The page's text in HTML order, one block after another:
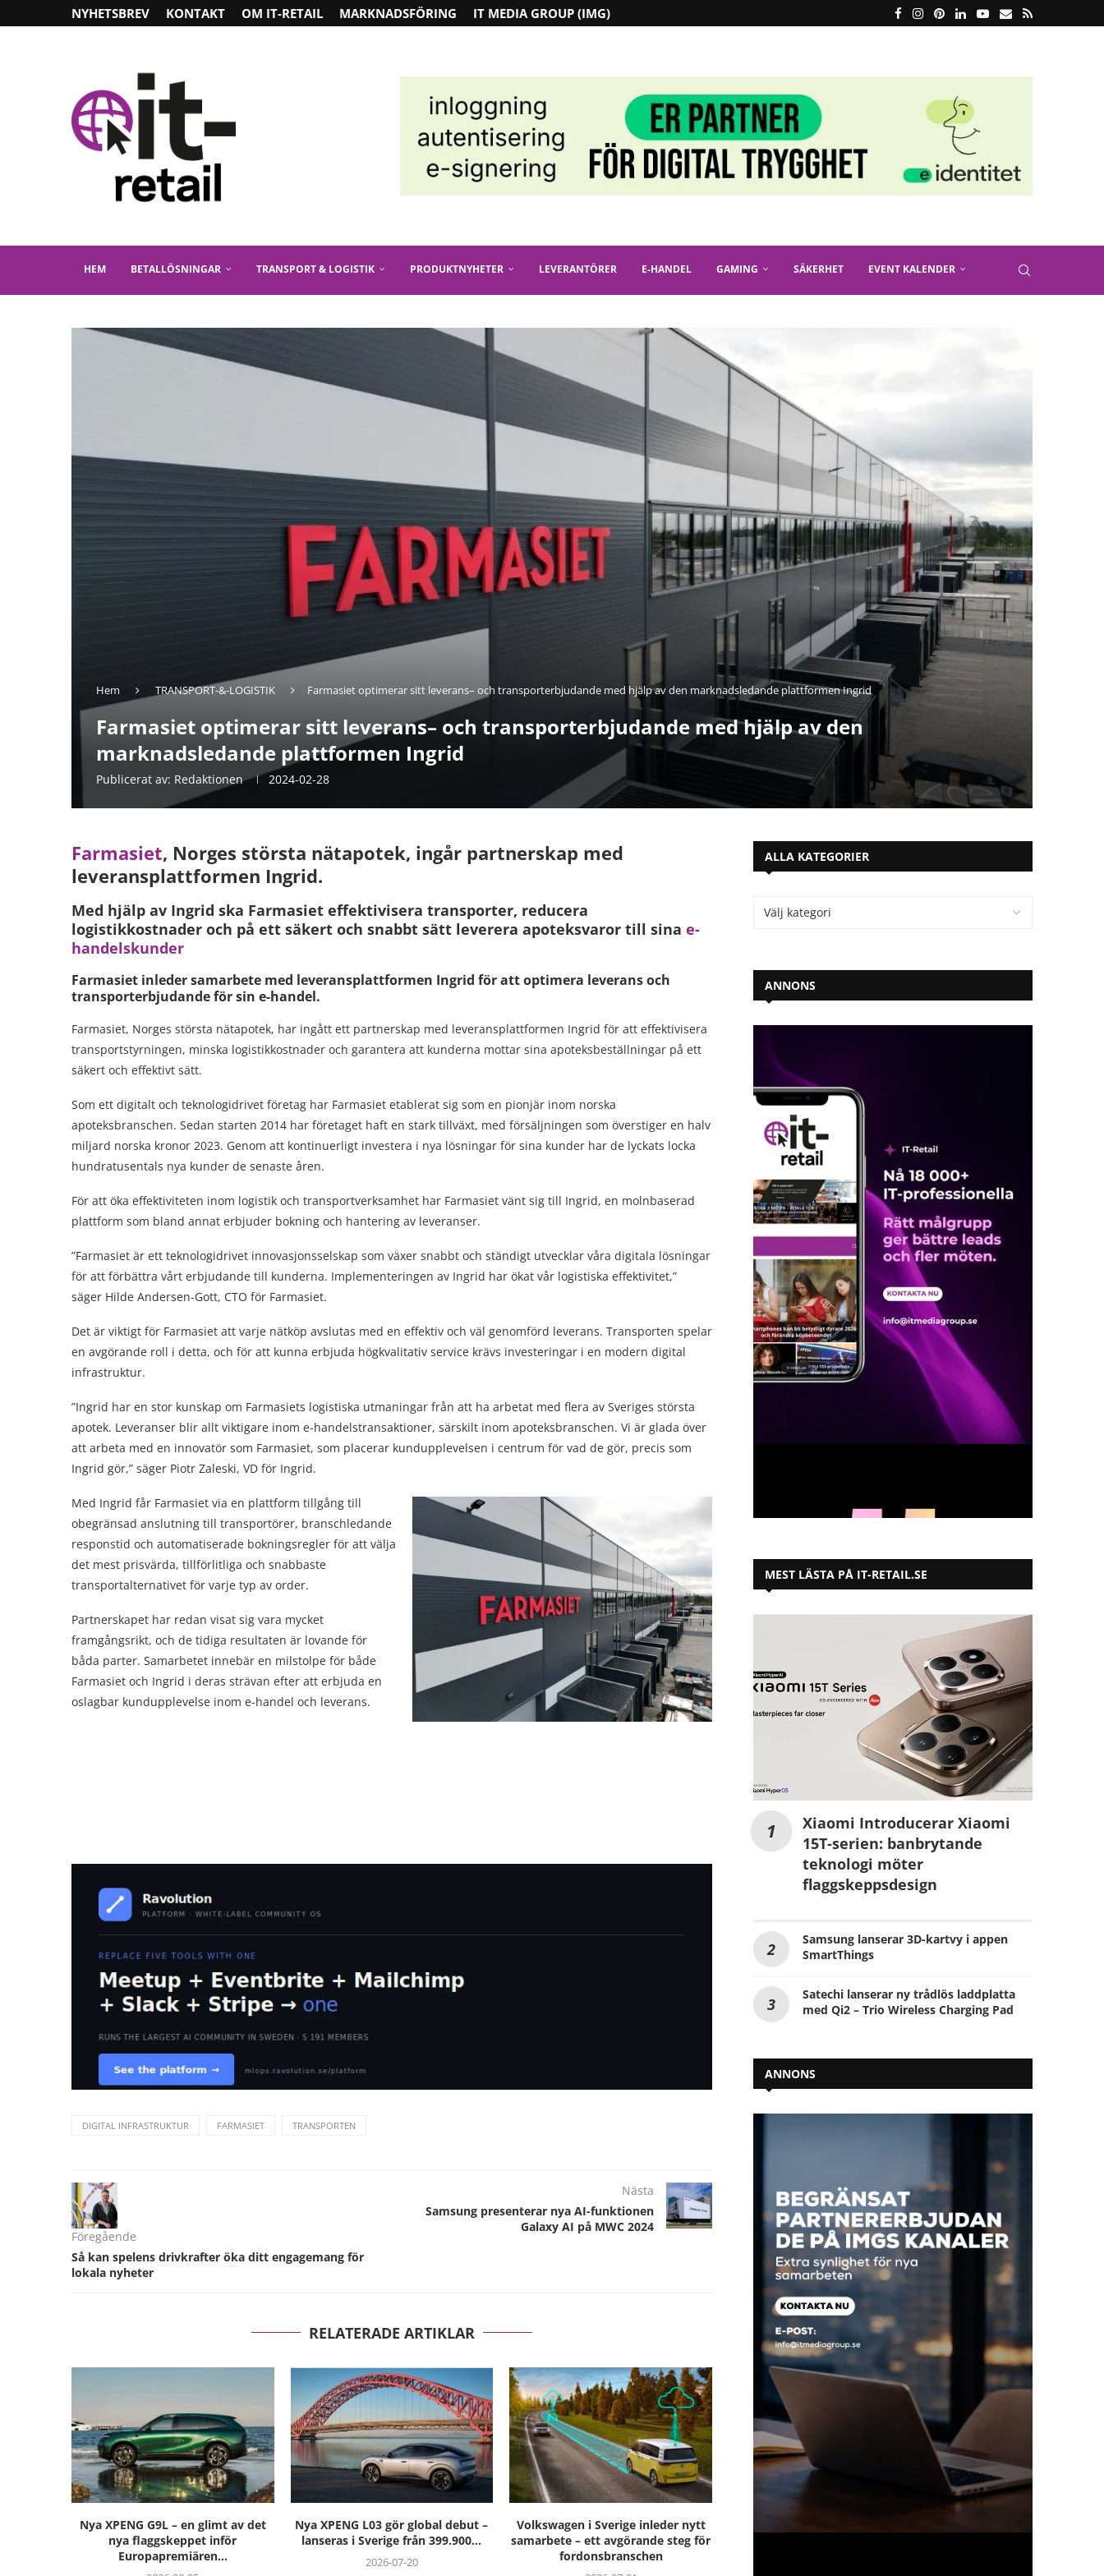
NYHETSBREV KONTAKT OM IT-RETAIL MARKNADSFÖRING IT MEDIA GROUP (IMG)
HEM BETALLÖSNINGAR TRANSPORT & LOGISTIK PRODUKTNYHETER LEVERANTÖRER E-HANDEL GAMING SÄKERHET EVENT KALENDER
Hem TRANSPORT-&-LOGISTIK Farmasiet optimerar sitt leverans– och transporterbjudande med hjälp av den marknadsledande plattformen Ingrid
Farmasiet optimerar sitt leverans– och transporterbjudande med hjälp av den
marknadsledande plattformen Ingrid
Publicerat av: Redaktionen 2024-02-28
Farmasiet, Norges största nätapotek, ingår partnerskap med
leveransplattformen Ingrid.
Med hjälp av Ingrid ska Farmasiet effektivisera transporter, reducera
logistikkostnader och på ett säkert och snabbt sätt leverera apoteksvaror till sina e-
handelskunder
Farmasiet inleder samarbete med leveransplattformen Ingrid för att optimera leverans och
transporterbjudande för sin e-handel.
Farmasiet, Norges största nätapotek, har ingått ett partnerskap med leveransplattformen Ingrid för att effektivisera
transportstyrningen, minska logistikkostnader och garantera att kunderna mottar sina apoteksbeställningar på ett
säkert och effektivt sätt.
Som ett digitalt och teknologidrivet företag har Farmasiet etablerat sig som en pionjär inom norska
apoteksbranschen. Sedan starten 2014 har företaget haft en stark tillväxt, med försäljningen som överstiger en halv
miljard norska kronor 2023. Genom att kontinuerligt investera i nya lösningar för sina kunder har de lyckats locka
hundratusentals nya kunder de senaste åren.
För att öka effektiviteten inom logistik och transportverksamhet har Farmasiet vänt sig till Ingrid, en molnbaserad
plattform som bland annat erbjuder bokning och hantering av leveranser.
”Farmasiet är ett teknologidrivet innovasjonsselskap som växer snabbt och ständigt utvecklar våra digitala lösningar
för att förbättra vårt erbjudande till kunderna. Implementeringen av Ingrid har ökat vår logistiska effektivitet,”
säger Hilde Andersen-Gott, CTO för Farmasiet.
Det är viktigt för Farmasiet att varje nätköp avslutas med en effektiv och väl genomförd leverans. Transporten spelar
en avgörande roll i detta, och för att kunna erbjuda högkvalitativ service krävs investeringar i en modern digital
infrastruktur.
”Ingrid har en stor kunskap om Farmasiets logistiska utmaningar från att ha arbetat med flera av Sveriges största
apotek. Leveranser blir allt viktigare inom e-handelstransaktioner, särskilt inom apoteksbranschen. Vi är glada över
att arbeta med en innovatör som Farmasiet, som placerar kundupplevelsen i centrum för vad de gör, precis som
Ingrid gör,” säger Piotr Zaleski, VD för Ingrid.
Med Ingrid får Farmasiet via en plattform tillgång till
obegränsad anslutning till transportörer, branschledande
responstid och automatiserade bokningsregler för att välja
det mest prisvärda, tillförlitliga och snabbaste
transportalternativet för varje typ av order.
Partnerskapet har redan visat sig vara mycket
framgångsrikt, och de tidiga resultaten är lovande för
båda parter. Samarbetet innebär en milstolpe för både
Farmasiet och Ingrid i deras strävan efter att erbjuda en
oslagbar kundupplevelse inom e-handel och leverans.
DIGITAL INFRASTRUKTUR FARMASIET TRANSPORTEN
Föregående
Så kan spelens drivkrafter öka ditt engagemang för
lokala nyheter
Nästa
Samsung presenterar nya AI-funktionen
Galaxy AI på MWC 2024
RELATERADE ARTIKLAR
Nya XPENG G9L – en glimt av det
nya flaggskeppet inför
Europapremiären...
Nya XPENG L03 gör global debut –
lanseras i Sverige från 399.900...
2026-07-20
Volkswagen i Sverige inleder nytt
samarbete – ett avgörande steg för
fordonsbranschen
ALLA KATEGORIER
ANNONS
MEST LÄSTA PÅ IT-RETAIL.SE
Xiaomi Introducerar Xiaomi
15T-serien: banbrytande
teknologi möter
flaggskeppsdesign
Samsung lanserar 3D-kartvy i appen
SmartThings
Satechi lanserar ny trådlös laddplatta
med Qi2 – Trio Wireless Charging Pad
ANNONS